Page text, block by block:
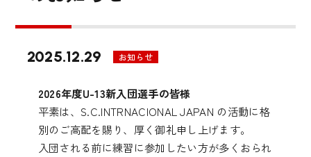
2025.12.29 お知らせ
2026年度U-13新入団選手の皆様
平素は、S.C.INTRNACIONAL JAPAN の活動に格
別のご高配を賜り、厚く御礼申し上げます。
入団される前に練習に参加したい方が多くおられ